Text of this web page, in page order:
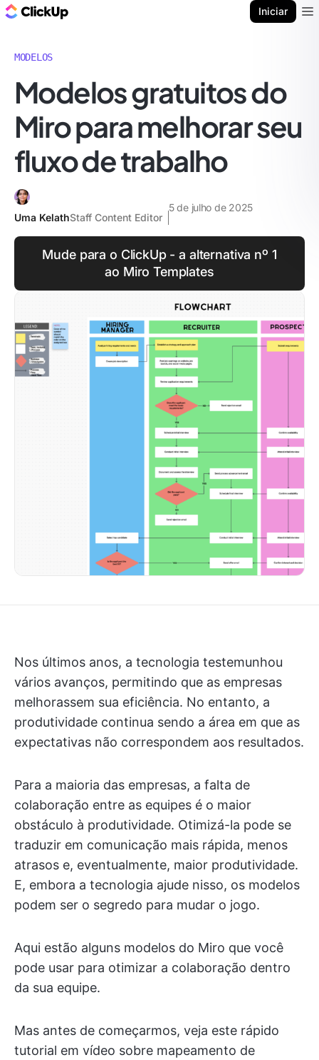
Iniciar
MODELOS
Modelos gratuitos do
Miro para melhorar seu
fluxo de trabalho
Uma KelathStaff Content Editor
5 de julho de 2025
Mude para o ClickUp - a alternativa nº 1
ao Miro Templates
Nos últimos anos, a tecnologia testemunhou
vários avanços, permitindo que as empresas
melhorassem sua eficiência. No entanto, a
produtividade continua sendo a área em que as
expectativas não correspondem aos resultados.
Para a maioria das empresas, a falta de
colaboração entre as equipes é o maior
obstáculo à produtividade. Otimizá-la pode se
traduzir em comunicação mais rápida, menos
atrasos e, eventualmente, maior produtividade.
E, embora a tecnologia ajude nisso, os modelos
podem ser o segredo para mudar o jogo.
Aqui estão alguns modelos do Miro que você
pode usar para otimizar a colaboração dentro
da sua equipe.
Mas antes de começarmos, veja este rápido
tutorial em vídeo sobre mapeamento de